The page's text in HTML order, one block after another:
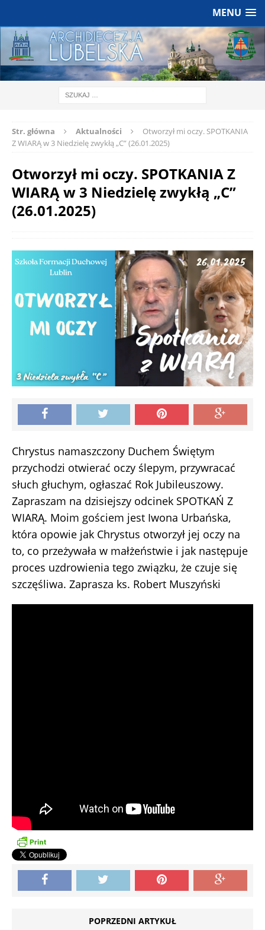
MENU
Str. główna Aktualności
Otworzył mi oczy. SPOTKANIA
Z WIARĄ w 3 Niedzielę zwykłą „C” (26.01.2025)
Otworzył mi oczy. SPOTKANIA Z
WIARĄ w 3 Niedzielę zwykłą „C”
(26.01.2025)
Chrystus namaszczony Duchem Świętym
przychodzi otwierać oczy ślepym, przywracać
słuch głuchym, ogłaszać Rok Jubileuszowy.
Zapraszam na dzisiejszy odcinek SPOTKAŃ Z
WIARĄ. Moim gościem jest Iwona Urbańska,
która opowie jak Chrystus otworzył jej oczy na
to, co przeżywała w małżeństwie i jak następuje
proces uzdrowienia tego związku, że czuje się
szczęśliwa. Zaprasza ks. Robert Muszyński
POPRZEDNI ARTYKUŁ